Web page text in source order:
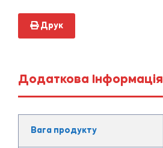
Друк
Додаткова Інформація
Вага продукту